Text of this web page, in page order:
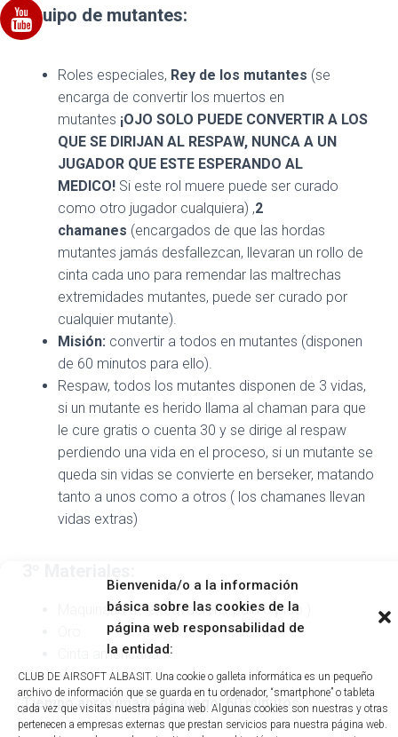
Bienvenida/o a la información
básica sobre las cookies de la
página web responsabilidad de
la entidad:
CLUB DE AIRSOFT ALBASIT. Una cookie o galleta informática es un pequeño
archivo de información que se guarda en tu ordenador, “smartphone” o tableta
cada vez que visitas nuestra página web. Algunas cookies son nuestras y otras
pertenecen a empresas externas que prestan servicios para nuestra página web.
Equipo de mutantes:
Roles especiales, Rey de los mutantes (se
encarga de convertir los muertos en
mutantes ¡OJO SOLO PUEDE CONVERTIR A LOS
QUE SE DIRIJAN AL RESPAW, NUNCA A UN
JUGADOR QUE ESTE ESPERANDO AL
MEDICO! Si este rol muere puede ser curado
como otro jugador cualquiera) ,2
chamanes (encargados de que las hordas
mutantes jamás desfallezcan, llevaran un rollo de
cinta cada uno para remendar las maltrechas
extremidades mutantes, puede ser curado por
cualquier mutante).
Misión: convertir a todos en mutantes (disponen
de 60 minutos para ello).
Respaw, todos los mutantes disponen de 3 vidas,
si un mutante es herido llama al chaman para que
le cure gratis o cuenta 30 y se dirige al respaw
perdiendo una vida en el proceso, si un mutante se
queda sin vidas se convierte en berseker, matando
tanto a unos como a otros ( los chamanes llevan
vidas extras)
Maquinaria de excavación ( pala o pico ).
Cinta americana
Tiempo aproximado de juego: 60 minutos